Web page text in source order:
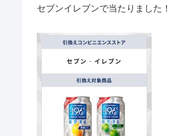
セブンイレブンで当たりました！